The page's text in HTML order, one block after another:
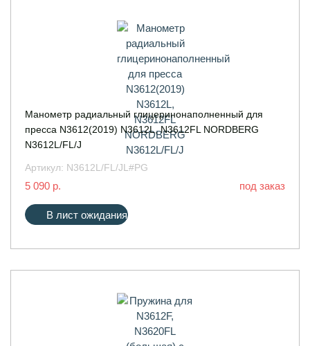
Манометр радиальный глицеринонаполненный для
пресса N3612(2019) N3612L, N3612FL NORDBERG
N3612L/FL/J
Артикул: N3612L/FL/JL#PG
5 090 р. под заказ
В лист ожидания